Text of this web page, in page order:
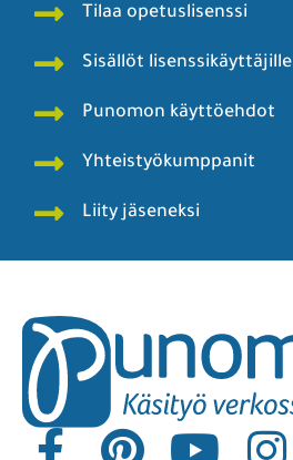
Tilaa opetuslisenssi
Sisällöt lisenssikäyttäjille
Punomon käyttöehdot
Yhteistyökumppanit
Liity jäseneksi